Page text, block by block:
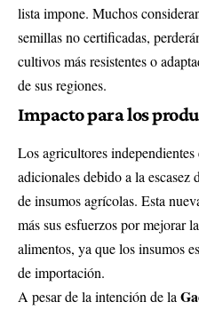
lista impone. Muchos
semillas no certificadas,
cultivos más resistentes o
de sus regiones.
Impacto para los
Los agricultores
adicionales debido a la
de insumos agrícolas. Esta
más sus esfuerzos por mejorar
alimentos, ya que los insumos
de importación.
A pesar de la intención de la